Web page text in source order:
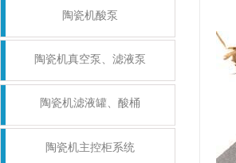
陶瓷机酸泵
陶瓷机真空泵、滤液泵
陶瓷机滤液罐、酸桶
陶瓷机主控柜系统